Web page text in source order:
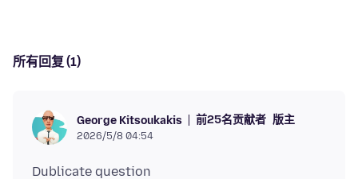
所有回复 (1)
George Kitsoukakis 前25名贡献者 版主
2026/5/8 04:54